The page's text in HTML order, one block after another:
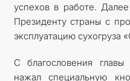
успехов в работе.
Президенту страны с
эксплуатацию сухогруза
С благословения главы
нажал специальную